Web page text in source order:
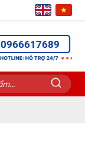
0966617689